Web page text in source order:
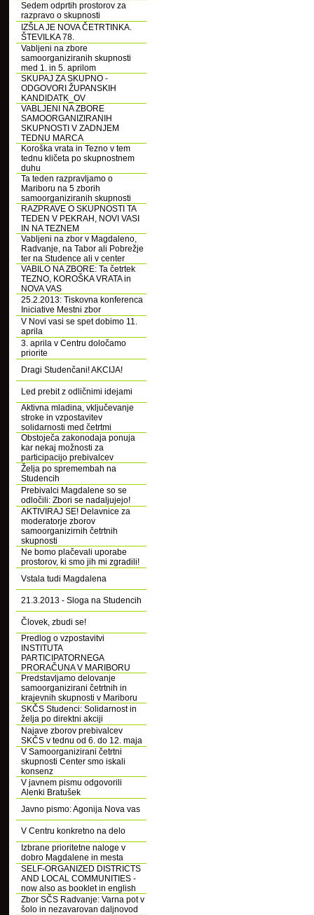
Sedem odprtih prostorov za
razpravo o skupnosti
IZŠLA JE NOVA ČETRTINKA.
ŠTEVILKA 78.
Vabljeni na zbore
samoorganiziranih skupnosti
med 1. in 5. aprilom
SKUPAJ ZA SKUPNO -
ODGOVORI ŽUPANSKIH
KANDIDATK_OV
VABLJENI NA ZBORE
SAMOORGANIZIRANIH
SKUPNOSTI V ZADNJEM
TEDNU MARCA
Koroška vrata in Tezno v tem
tednu kličeta po skupnostnem
duhu
Ta teden razpravljamo o
Mariboru na 5 zborih
samoorganiziranih skupnosti
RAZPRAVE O SKUPNOSTI TA
TEDEN V PEKRAH, NOVI VASI
IN NA TEZNEM
Vabljeni na zbor v Magdaleno,
Radvanje, na Tabor ali Pobrežje
ter na Studence ali v center
VABILO NA ZBORE: Ta četrtek
TEZNO, KOROŠKA VRATA in
NOVA VAS
25.2.2013: Tiskovna konferenca
Iniciative Mestni zbor
V Novi vasi se spet dobimo 11.
aprila
3. aprila v Centru določamo
priorite
Dragi Studenčani! AKCIJA!
Led prebit z odličnimi idejami
Aktivna mladina, vključevanje
stroke in vzpostavitev
solidarnosti med četrtmi
Obstoječa zakonodaja ponuja
kar nekaj možnosti za
participacijo prebivalcev
Želja po spremembah na
Studencih
Prebivalci Magdalene so se
odločili: Zbori se nadaljujejo!
AKTIVIRAJ SE! Delavnice za
moderatorje zborov
samoorganizirnih četrtnih
skupnosti
Ne bomo plačevali uporabe
prostorov, ki smo jih mi zgradili!
Vstala tudi Magdalena
21.3.2013 - Sloga na Studencih
Človek, zbudi se!
Predlog o vzpostavitvi
INSTITUTA
PARTICIPATORNEGA
PRORAČUNA V MARIBORU
Predstavljamo delovanje
samoorganizirani četrtnih in
krajevnih skupnosti v Mariboru
SKČS Studenci: Solidarnost in
želja po direktni akciji
Najave zborov prebivalcev
SKČS v tednu od 6. do 12. maja
V Samoorganizirani četrtni
skupnosti Center smo iskali
konsenz
V javnem pismu odgovorili
Alenki Bratušek
Javno pismo: Agonija Nova vas
V Centru konkretno na delo
Izbrane prioritetne naloge v
dobro Magdalene in mesta
SELF-ORGANIZED DISTRICTS
AND LOCAL COMMUNITIES -
now also as booklet in english
Zbor SČS Radvanje: Varna pot v
šolo in nezavarovan daljnovod